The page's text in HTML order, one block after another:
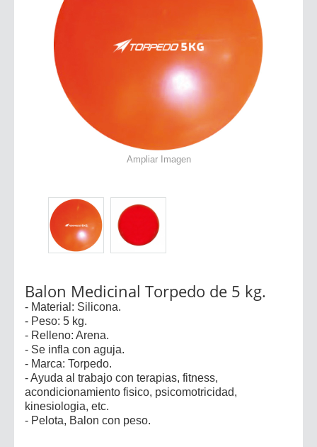
Ampliar Imagen
Balon Medicinal Torpedo de 5 kg.
- Material: Silicona.
- Peso: 5 kg.
- Relleno: Arena.
- Se infla con aguja.
- Marca: Torpedo.
- Ayuda al trabajo con terapias, fitness,
acondicionamiento fisico, psicomotricidad,
kinesiologia, etc.
- Pelota, Balon con peso.